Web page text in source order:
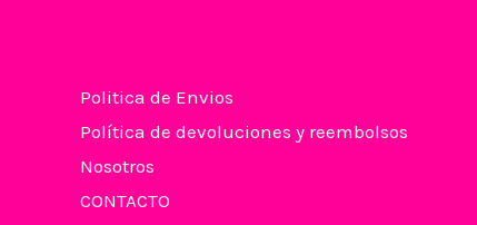
Politica de Envios
Política de devoluciones y reembolsos
Nosotros
CONTACTO